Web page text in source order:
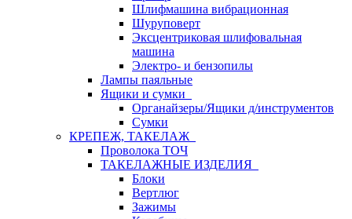
Шлифмашина вибрационная
Шуруповерт
Эксцентриковая шлифовальная
машина
Электро- и бензопилы
Лампы паяльные
Ящики и сумки
Органайзеры/Ящики д/инструментов
Сумки
КРЕПЕЖ, ТАКЕЛАЖ
Проволока ТОЧ
ТАКЕЛАЖНЫЕ ИЗДЕЛИЯ
Блоки
Вертлюг
Зажимы